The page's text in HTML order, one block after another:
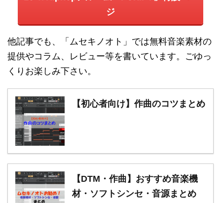
ジ
他記事でも、「ムセキノオト」では無料音楽素材の
提供やコラム、レビュー等を書いています。ごゆっ
くりお楽しみ下さい。
【初心者向け】作曲のコツまとめ
【DTM・作曲】おすすめ音楽機
材・ソフトシンセ・音源まとめ